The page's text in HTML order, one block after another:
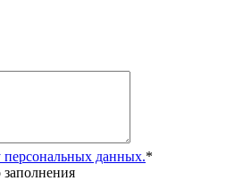
персональных данных.*
заполнения